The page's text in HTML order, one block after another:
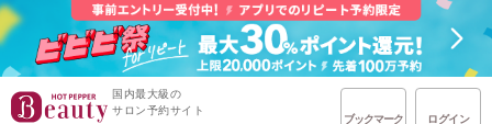
国内最大級の
サロン予約サイト
ブックマーク ログイン